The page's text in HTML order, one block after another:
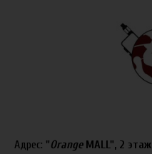
Адрес: "OrangeMALL", 2 этаж